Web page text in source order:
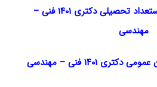
تحصیلی دکتری
۱۴۰۱ فنی –
مهندسی
۱۴۰۱ فنی – مهندسی